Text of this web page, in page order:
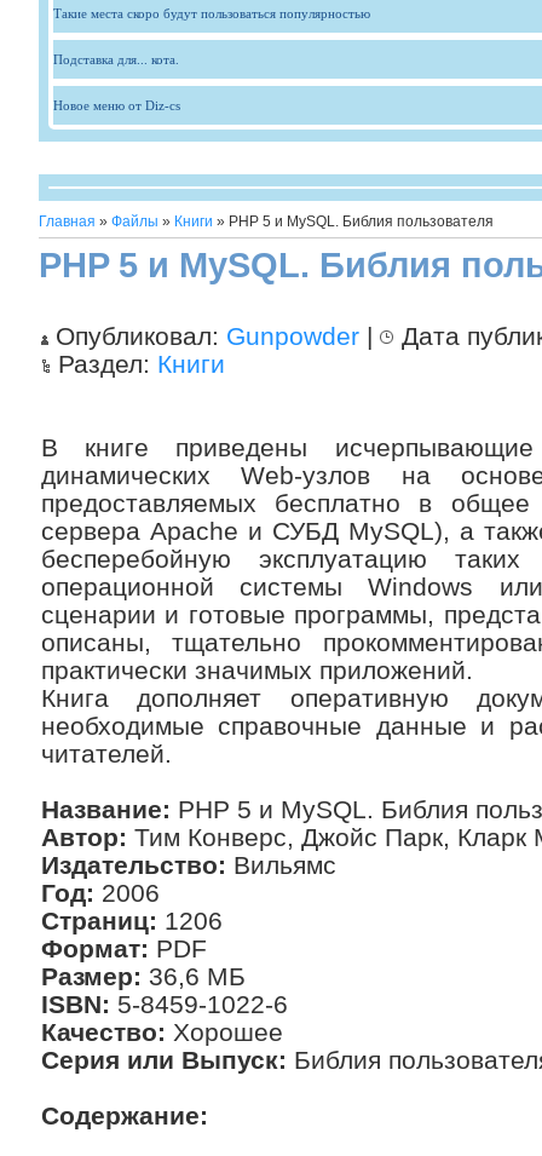
Такие места скоро будут пользоваться популярностью
Подставка для... кота.
Новое меню от Diz-cs
Главная » Файлы » Книги » PHP 5 и MySQL. Библия пользователя
PHP 5 и MySQL. Библия
Опубликовал: Gunpowder |
Дата
Раздел: Книги
В книге приведены
динамических Web-узлов на
предоставляемых бесплатно в общее
сервера Apache и СУБД MySQL), а
бесперебойную эксплуатацию
операционной системы Windows
сценарии и готовые программы,
описаны, тщательно
практически значимых приложений.
Книга дополняет оперативную
необходимые справочные данные и
читателей.
Название: PHP 5 и MySQL. Библия
Автор: Тим Конверс, Джойс Парк, Кларк
Издательство: Вильямс
Год: 2006
Страниц: 1206
Формат: PDF
Размер: 36,6 МБ
ISBN: 5-8459-1022-6
Качество: Хорошее
Серия или Выпуск: Библия
Содержание: